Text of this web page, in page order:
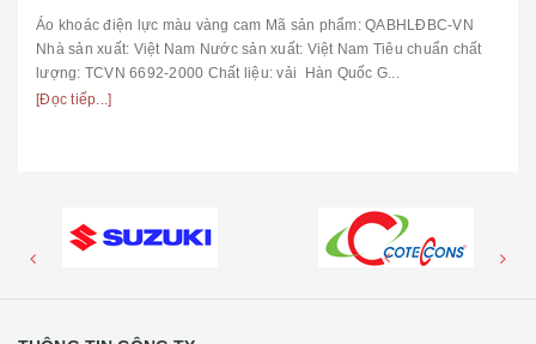
Áo khoác điện lực màu vàng cam Mã sản phẩm: QABHLĐBC-VN
Nhà sản xuất: Việt Nam Nước sản xuất: Việt Nam Tiêu chuẩn chất
lượng: TCVN 6692-2000 Chất liệu: vải Hàn Quốc G...
[Đọc tiếp...]